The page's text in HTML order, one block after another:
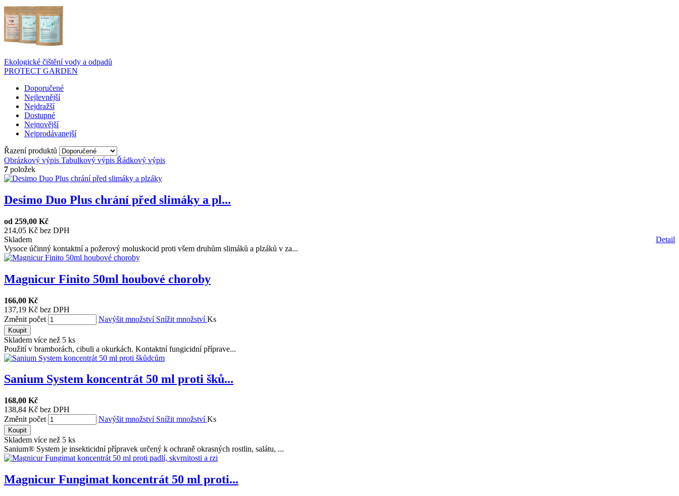
Ekologické čištění vody a odpadů
PROTECT GARDEN
Doporučené
Nejlevnější
Nejdražší
Dostupné
Nejnovější
Nejprodávanejší
Řazení produktů
Obrázkový výpis Tabulkový výpis Řádkový výpis
7 položek
Desimo Duo Plus chrání před slimáky a pl...
od 259,00 Kč
214,05 Kč bez DPH
Detail
Skladem
Vysoce účinný kontaktní a požerový moluskocid proti všem druhům slimáků a plzáků v za...
Magnicur Finito 50ml houbové choroby
166,00 Kč
137,19 Kč bez DPH
Změnit počet
Navýšit množství Snížit množstvíKs
Koupit
Skladem více než 5 ks
Použití v bramborách, cibuli a okurkách. Kontaktní fungicidní příprave...
Sanium System koncentrát 50 ml proti šků...
168,00 Kč
138,84 Kč bez DPH
Změnit počet
Navýšit množství Snížit množstvíKs
Koupit
Skladem více než 5 ks
Sanium® System je insekticidní přípravek určený k ochraně okrasných rostlin, salátu, ...
Magnicur Fungimat koncentrát 50 ml proti...